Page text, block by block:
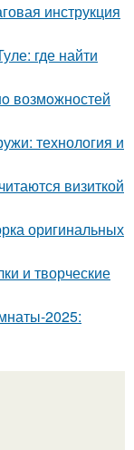
инструкция
где найти
возмoжностей
технология и
визиткой
оригинальных
и творческие
2025: